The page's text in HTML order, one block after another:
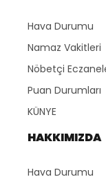
Hava Durumu
Namaz Vakitleri
Nöbetçi
Puan Durumları
KÜNYE
HAKKIMIZDA
Hava Durumu